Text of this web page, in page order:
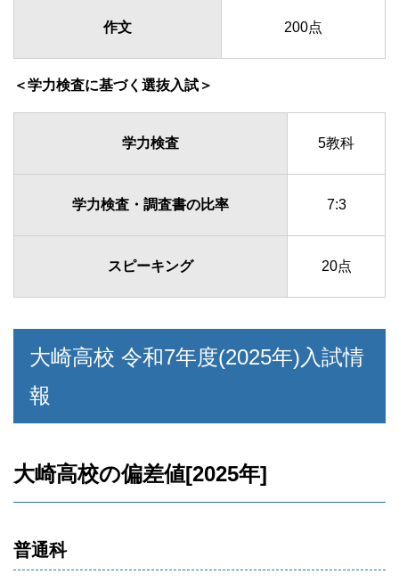
作文 200点
＜学力検査に基づく選抜入試＞
学力検査 5教科
学力検査・調査書の比率 7:3
スピーキング 20点
大崎高校 令和7年度(2025年)入試情
報
大崎高校の偏差値[2025年]
普通科